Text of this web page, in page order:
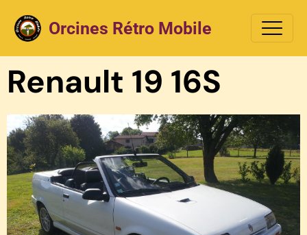
Orcines Rétro Mobile
Renault 19 16S